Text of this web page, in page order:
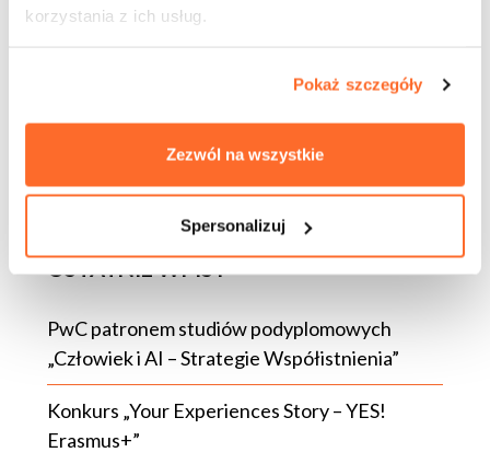
korzystania z ich usług.
Pokaż szczegóły
Zezwól na wszystkie
Spersonalizuj
PwC patronem studiów podyplomowych
„Człowiek i AI – Strategie Współistnienia”
Konkurs „Your Experiences Story – YES!
Erasmus+”